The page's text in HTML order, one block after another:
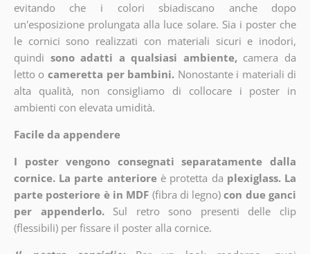
evitando che i colori sbiadiscano anche dopo
un'esposizione prolungata alla luce solare. Sia i poster che
le cornici sono realizzati con materiali sicuri e inodori,
quindi sono adatti a qualsiasi ambiente, camera da
letto o cameretta per bambini. Nonostante i materiali di
alta qualità, non consigliamo di collocare i poster in
ambienti con elevata umidità.
Facile da appendere
I poster vengono consegnati separatamente dalla
cornice. La parte anteriore è protetta da plexiglass. La
parte posteriore è in MDF (fibra di legno) con due ganci
per appenderlo.
Sul retro sono presenti delle clip
(flessibili) per fissare il poster alla cornice.